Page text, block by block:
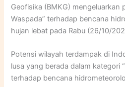
Geofisika (BMKG) mengeluarkan
Waspada” terhadap bencana
hujan lebat pada Rabu (26/10/
Potensi wilayah terdampak di
lusa yang berada dalam kategori
terhadap bencana